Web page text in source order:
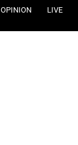
OPINION LIVE